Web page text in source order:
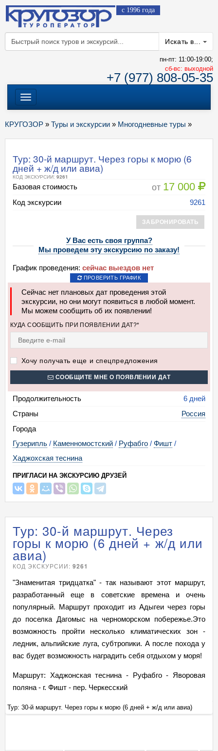
с 1996 года
Искать в...
пн-пт: 11:00-19:00;
cб-вс: выходной
+7 (977) 808-05-35
Меню
КРУГОЗОР » Туры и экскурсии » Многодневные туры »
Тур: 30-й маршрут. Через горы к морю (6
дней + ж/д или авиа)
КОД ЭКСКУРСИИ: 9261
Базовая стоимость от 17 000
Код экскурсии 9261
ЗАБРОНИРОВАТЬ
У Вас есть своя группа?
Мы проведем эту экскурсию по заказу!
График проведения: сейчас выездов нет
ПРОВЕРИТЬ ГРАФИК
Сейчас нет плановых дат проведения этой
экскурсии, но они могут появиться в любой момент.
Мы можем сообщить об их появлении!
КУДА СООБЩИТЬ ПРИ ПОЯВЛЕНИИ ДАТ?*
Хочу получать еще и спецпредложения
СООБЩИТЕ МНЕ О ПОЯВЛЕНИИ ДАТ
Продолжительность
6 дней
Страны
Россия
Города
Гузерипль / Каменномостский / Руфабго / Фишт /
Хаджохская теснина
ПРИГЛАСИ НА ЭКСКУРСИЮ ДРУЗЕЙ
Тур: 30-й маршрут. Через
горы к морю (6 дней + ж/д или
авиа)
КОД ЭКСКУРСИИ:9261
"Знаменитая тридцатка" - так называют этот маршрут,
разработанный еще в советские времена и очень
популярный. Маршрут проходит из Адыгеи через горы
до поселка Дагомыс на черноморском побережье.Это
возможность пройти несколько климатических зон -
ледник, альпийские луга, субтропики. А после похода у
вас будет возможность наградить себя отдыхом у моря!
Маршрут: Хаджонская теснина - Руфабго - Яворовая
поляна - г. Фишт - пер. Черкесский
Тур: 30-й маршрут. Через горы к морю (6 дней + ж/д или авиа)